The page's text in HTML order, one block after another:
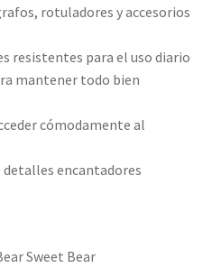
rotuladores y accesorios
resistentes para el uso diario
mantener todo bien
cómodamente al
detalles encantadores
Sweet Bear